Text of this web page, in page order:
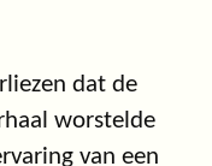
dat de
worstelde
van een